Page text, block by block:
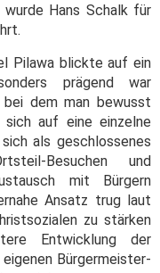
wurde Hans Schalk für
Pilawa blickte auf ein
prägend war
bei dem man bewusst
auf eine einzelne
als geschlossenes
Besuchen und
mit Bürgern
Ansatz trug laut
zu stärken
Entwicklung der
Bürgermeister-